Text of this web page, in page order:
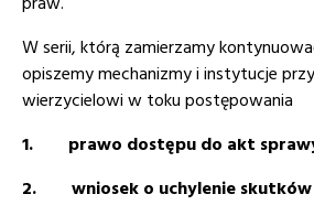
W serii, którą zamierzamy
opiszemy mechanizmy i instytucje
wierzycielowi w toku postępowania
1. prawo dostępu do akt
2. wniosek o uchylenie skutków